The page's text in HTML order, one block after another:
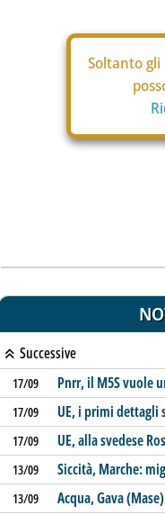
Soltanto gli
Successive
17/09 Pnrr, il M5S vuole
17/09 UE, i primi dettagli
17/09 UE, alla svedese
13/09 Siccità, Marche:
13/09 Acqua, Gava